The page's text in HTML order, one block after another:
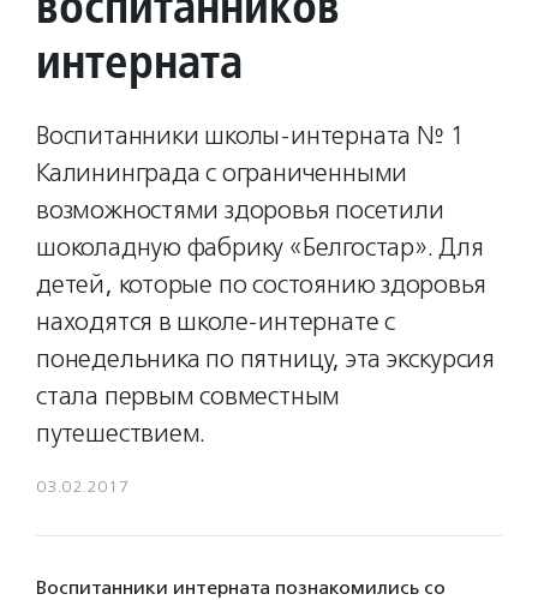
интерната
Воспитанники школы-интерната № 1
Калининграда с ограниченными
возможностями здоровья посетили
шоколадную фабрику «Белгостар». Для
детей, которые по состоянию здоровья
находятся в школе-интернате с
понедельника по пятницу, эта экскурсия
стала первым совместным
путешествием.
03.02.2017
Воспитанники интерната познакомились со